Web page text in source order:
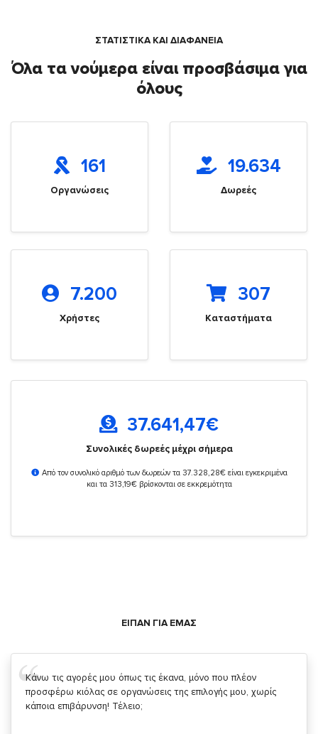
ΣΤΑΤΙΣΤΙΚΑ ΚΑΙ ΔΙΑΦΑΝΕΙΑ
Όλα τα νούμερα είναι προσβάσιμα για
όλους
161
Οργανώσεις
19.634
Δωρεές
7.200
Χρήστες
307
Καταστήματα
37.641,47€
Συνολικές δωρεές μέχρι σήμερα
Από τον συνολικό αριθμό των δωρεών τα 37.328,28€ είναι εγκεκριμένα
και τα 313,19€ βρίσκονται σε εκκρεμότητα
ΕΙΠΑΝ ΓΙΑ ΕΜΑΣ
Σας ευχαριστώ που μας δίνετε την δυνατότητα να κάνουμε
κάτι!